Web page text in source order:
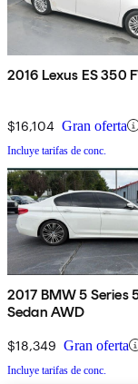
2016 Lexus ES 350
$16,104 Gran oferta
Incluye tarifas de conc.
2017 BMW 5 Series
Sedan AWD
$18,349 Gran oferta
Incluye tarifas de conc.